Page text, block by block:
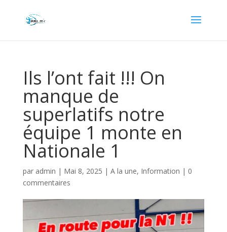
Ils l’ont fait !!! On
manque de
superlatifs notre
équipe 1 monte en
Nationale 1
par admin | Mai 8, 2025 | A la une, Information | 0
commentaires